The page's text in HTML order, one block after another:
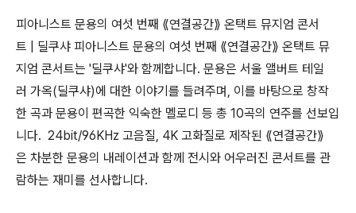
피아니스트 문용의 여섯 번째 ⟪연결공간⟫ 온택트 뮤지엄 콘서
트 | 딜쿠샤 피아니스트 문용의 여섯 번째 ⟪연결공간⟫ 온택트 뮤
지엄 콘서트는 '딜쿠샤'와 함께합니다. 문용은 서울 앨버트 테일
러 가옥(딜쿠샤)에 대한 이야기를 들려주며, 이를 바탕으로 창작
한 곡과 문용이 편곡한 익숙한 멜로디 등 총 10곡의 연주를 선보입
니다. 24bit/96KHz 고음질, 4K 고화질로 제작된 ⟪연결공간⟫
은 차분한 문용의 내레이션과 함께 전시와 어우러진 콘서트를 관
람하는 재미를 선사합니다.